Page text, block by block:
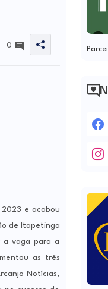
0
e acabou
de Itapetinga
a vaga para a
as três
Notícias,